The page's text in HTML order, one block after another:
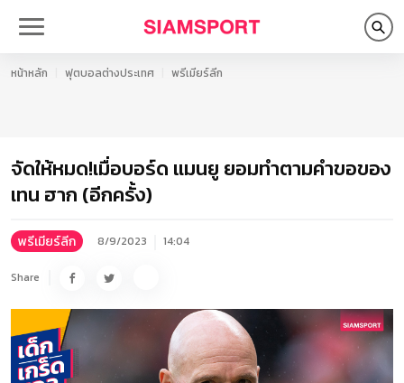
หน้าหลัก ฟุตบอลต่างประเทศ พรีเมียร์ลีก
จัดให้หมด!เมื่อบอร์ด แมนยู ยอมทำตามคำขอของ
เทน ฮาก (อีกครั้ง)
พรีเมียร์ลีก 8/9/2023 14:04
Share